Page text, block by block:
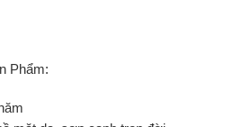
Phẩm: